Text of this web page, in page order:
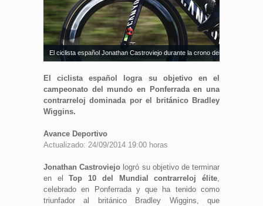
El ciclista español Jonathan Castroviejo durante la crono del Mundial en
El ciclista español logra su objetivo en el
campeonato del mundo en Ponferrada en una
contrarreloj dominada por el británico Bradley
Wiggins.
Avance Deportivo
Actualizado: 24/09/2014 19:00 horas
Jonathan Castroviejo logró su objetivo de terminar
en elTop 10 del Mundial contrarreloj élite,
celebrado en Ponferrada y que ha tenido como
triunfador al británico Bradley Wiggins, que